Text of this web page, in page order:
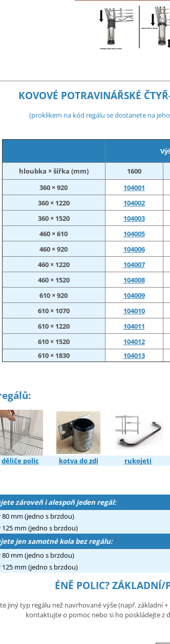
KOVOVÉ POTRAVINÁŘSKÉ
(proklikem na kód regálu se dostanete na
hloubka × šířka (mm) 1600
360 × 920
104001
360 × 1220
104002
360 × 1520
104003
460 × 610
104005
460 × 920
104006
460 × 1220
104007
460 × 1520
104008
610 × 920
104009
610 × 1070
104010
610 × 1220
104011
610 × 1520
104012
610 × 1830
104013
děliče polic kotva do zdi rukojeti
zároveň i alespoň jeden regál:
mm (jedno s brzdou)
mm (jedno s brzdou)
jen samotné kola bez regálu:
mm (jedno s brzdou)
mm (jedno s brzdou)
ÉNĚ POLIC? ZÁKLADNÍ/
jiný typ regálu než navrhované výše (např. základní
kontaktujte o pomoc nebo si ho poskládejte z